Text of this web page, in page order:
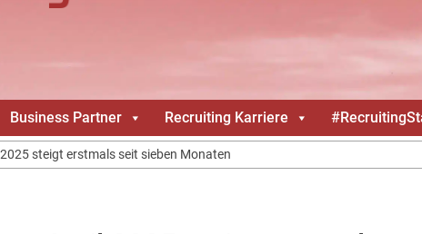
Business Partner Recruiting Karriere
steigt erstmals seit sieben Monaten